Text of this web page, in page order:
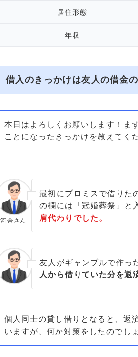
居住形態
年収
借入のきっかけは友人の借金
本日はよろしくお願いします！ま
ことになったきっかけを教えてく
河合さん
最初にプロミスで借りた
の欄には「冠婚葬祭」と
肩代わりでした。
友人がギャンブルで作っ
人から借りていた分を返
個人同士の貸し借りとなると、返
いますが、何か対策をしたのでし